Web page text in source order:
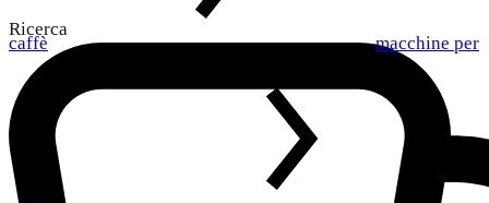
Ricerca
caffè macchine per